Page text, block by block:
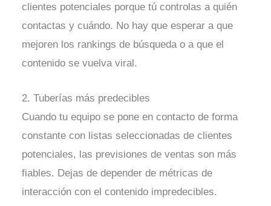
clientes potenciales porque tú controlas a quién
contactas y cuándo. No hay que esperar a que
mejoren los rankings de búsqueda o a que el
contenido se vuelva viral.
2. Tuberías más predecibles
Cuando tu equipo se pone en contacto de forma
constante con listas seleccionadas de clientes
potenciales, las previsiones de ventas son más
fiables. Dejas de depender de métricas de
interacción con el contenido impredecibles.